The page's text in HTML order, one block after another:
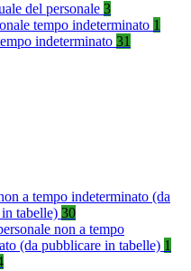
del personale 3
tempo indeterminato 1
indeterminato 31
a tempo indeterminato (da
tabelle) 30
non a tempo
(da pubblicare in tabelle) 1